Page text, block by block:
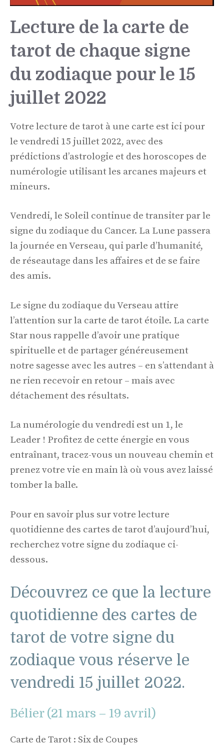
Lecture de la carte de
tarot de chaque signe
du zodiaque pour le 15
juillet 2022
Votre lecture de tarot à une carte est ici pour
le vendredi 15 juillet 2022, avec des
prédictions d’astrologie et des horoscopes de
numérologie utilisant les arcanes majeurs et
mineurs.
Vendredi, le Soleil continue de transiter par le
signe du zodiaque du Cancer. La Lune passera
la journée en Verseau, qui parle d’humanité,
de réseautage dans les affaires et de se faire
des amis.
Le signe du zodiaque du Verseau attire
l’attention sur la carte de tarot étoile. La carte
Star nous rappelle d’avoir une pratique
spirituelle et de partager généreusement
notre sagesse avec les autres – en s’attendant à
ne rien recevoir en retour – mais avec
détachement des résultats.
La numérologie du vendredi est un 1, le
Leader ! Profitez de cette énergie en vous
entraînant, tracez-vous un nouveau chemin et
prenez votre vie en main là où vous avez laissé
tomber la balle.
Pour en savoir plus sur votre lecture
quotidienne des cartes de tarot d’aujourd’hui,
recherchez votre signe du zodiaque ci-
dessous.
Découvrez ce que la lecture
quotidienne des cartes de
tarot de votre signe du
zodiaque vous réserve le
vendredi 15 juillet 2022.
Bélier (21 mars – 19 avril)
Carte de Tarot : Six de Coupes